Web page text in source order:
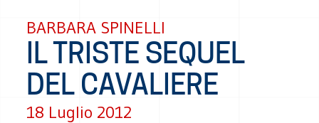
BARBARA SPINELLI
IL TRISTE SEQUEL
DEL CAVALIERE
18 Luglio 2012